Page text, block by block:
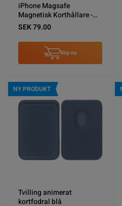
iPhone Magsafe
Magnetisk Korthållare -
Blå
SEK 79.00
Köp nu
NY PRODUKT
Tvilling animerat
kortfodral blå